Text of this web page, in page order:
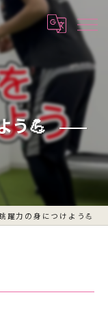
う💪
躍力の身につけよう💪